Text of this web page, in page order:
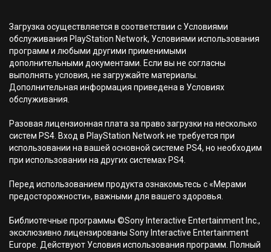
Загрузка осуществляется в соответствии с Условиями
обслуживания PlayStation Network, Условиями использования
программ и любыми другими применимыми
дополнительными документами. Если вы не согласны
выполнять условия, не загружайте материалы.
Дополнительная информация приведена в Условиях
обслуживания.
Разовая лицензионная плата за право загрузки на несколько
систем PS4. Вход в PlayStation Network не требуется при
использовании на вашей основной системе PS4, но необходим
при использовании на других системах PS4.
Перед использованием продукта ознакомьтесь с «Мерами
предосторожности», важными для вашего здоровья.
Библиотечные программы ©Sony Interactive Entertainment Inc.,
эксклюзивно лицензированы Sony Interactive Entertainment
Europe. Действуют Условия использования программ. Полный